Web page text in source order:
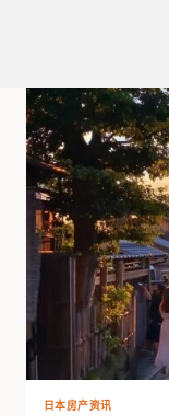
日本房产资讯